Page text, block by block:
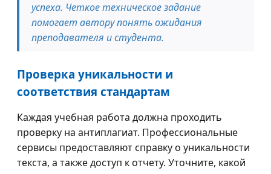
успеха. Четкое техническое задание
помогает автору понять ожидания
преподавателя и студента.
Проверка уникальности и
соответствия стандартам
Каждая учебная работа должна проходить
проверку на антиплагиат. Профессиональные
сервисы предоставляют справку о уникальности
текста, а также доступ к отчету. Уточните, какой